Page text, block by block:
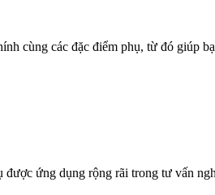
cùng các đặc điểm phụ, từ đó giúp
ứng dụng rộng rãi trong tư vấn